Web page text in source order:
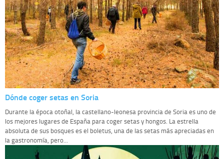
Dónde coger setas en Soria
Durante la época otoñal, la castellano-leonesa provincia de Soria es uno de
los mejores lugares de España para coger setas y hongos. La estrella
absoluta de sus bosques es el boletus, una de las setas más apreciadas en
la gastronomía, pero...